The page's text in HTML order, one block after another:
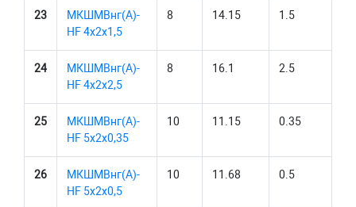
23
МКШМВнг(А)-
HF 4х2х1,5
8 14.15 1.5
24
МКШМВнг(А)-
HF 4х2х2,5
8 16.1 2.5
25
МКШМВнг(А)-
HF 5х2х0,35
10 11.15 0.35
26
МКШМВнг(А)-
HF 5х2х0,5
10 11.68 0.5